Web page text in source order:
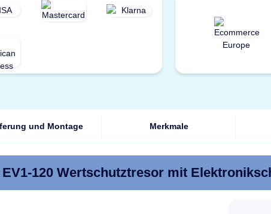
und Montage Merkmale
120 Wertschutztresor mit